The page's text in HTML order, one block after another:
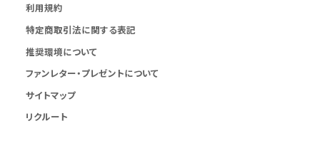
利用規約
特定商取引法に関する表記
推奨環境について
ファンレター・プレゼントについて
サイトマップ
リクルート